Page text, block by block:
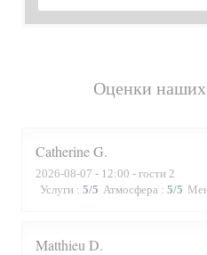
Оценки наших
CatherineG
2026-08-07 - 12:00 - гости 2
Услуги : 5/5 Атмосфера : 5/5
Matthieu D